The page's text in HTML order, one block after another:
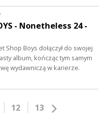
- Nonetheless 24 -
Shop Boys dołączył do swojej
album, kończąc tym samym
wydawniczą w karierze.
12 13